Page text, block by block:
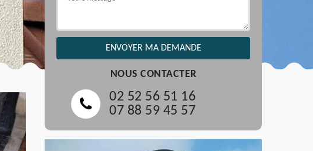
NOUS CONTACTER
02 52 56 51 16
07 88 59 45 57